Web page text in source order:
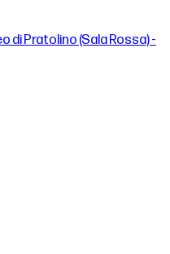
di Pratolino (Sala Rossa) -